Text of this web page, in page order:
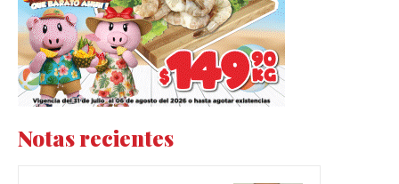
Notas recientes